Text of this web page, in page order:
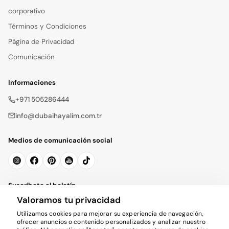
corporativo
Términos y Condiciones
Página de Privacidad
Comunicación
Informaciones
+971 505286444
info@dubaihayalim.com.tr
Medios de comunicación social
Suscríbete al boletín
Suscribirse
Valoramos tu privacidad
Utilizamos cookies para mejorar su experiencia de navegación,
ofrecer anuncios o contenido personalizados y analizar nuestro